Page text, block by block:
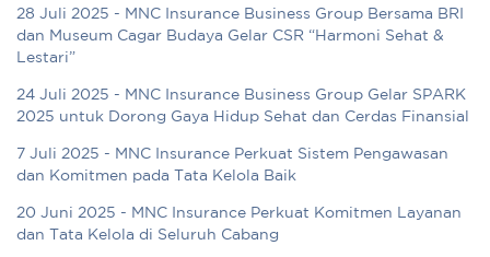
28 Juli 2025 - MNC Insurance Business Group Bersama BRI
dan Museum Cagar Budaya Gelar CSR “Harmoni Sehat &
Lestari”
24 Juli 2025 - MNC Insurance Business Group Gelar SPARK
2025 untuk Dorong Gaya Hidup Sehat dan Cerdas Finansial
7 Juli 2025 - MNC Insurance Perkuat Sistem Pengawasan
dan Komitmen pada Tata Kelola Baik
20 Juni 2025 - MNC Insurance Perkuat Komitmen Layanan
dan Tata Kelola di Seluruh Cabang